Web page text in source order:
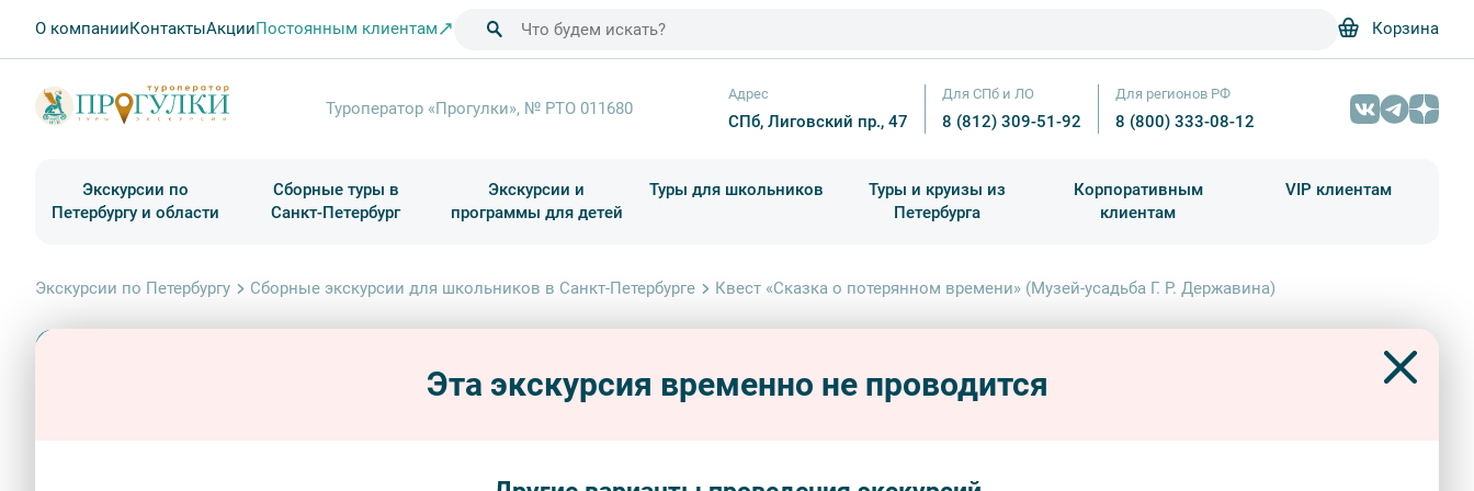
О компанииКонтактыАкцииПостоянным клиентам Корзина
Туроператор «Прогулки», № РТО 011680
Адрес
СПб, Лиговский пр., 47
Для СПб и ЛО
8 (812) 309-51-92
Для регионов РФ
8 (800) 333-08-12
Экскурсии по
Петербургу и области
Сборные туры в
Санкт-Петербург
Экскурсии и
программы для детей
Туры для школьников
Туры и круизы из
Петербурга
Корпоративным
клиентам
VIP клиентам
Экскурсии по Петербургу Сборные экскурсии для школьников в Санкт-Петербурге Квест «Сказка о потерянном времени» (Музей-усадьба Г. Р. Державина)
Квест «Сказка о потерянном времени»
(Музей-усадьба Г. Р. Державина)
Эта экскурсия временно не проводится